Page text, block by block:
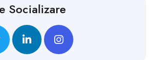
Socializare